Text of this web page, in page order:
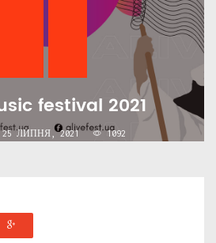
festival 2021
25 ЛИПНЯ, 2021 1092